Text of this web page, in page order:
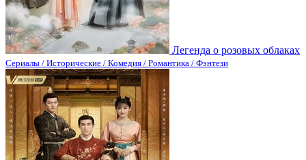
Легенда о розовых облаках
Сериалы / Исторические / Комедия / Романтика / Фэнтези